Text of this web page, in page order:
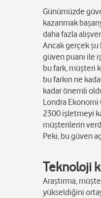
Günümüzde
kazanmak
daha fazla
Ancak gerçek
güven puanı ile
bu fark, müşteri
bu farkın ne
kadar önemli
Londra Ekonomi
2300 işletmeyi
müşterilerin
Peki, bu güven
Teknoloji
Araştırma,
yükseldiğini